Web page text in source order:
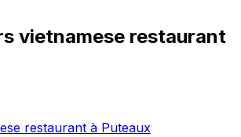
vietnamese restaurant
restaurant à Puteaux